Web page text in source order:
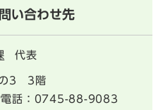
い合わせ先
代表
の3 3階
話：0745-88-9083